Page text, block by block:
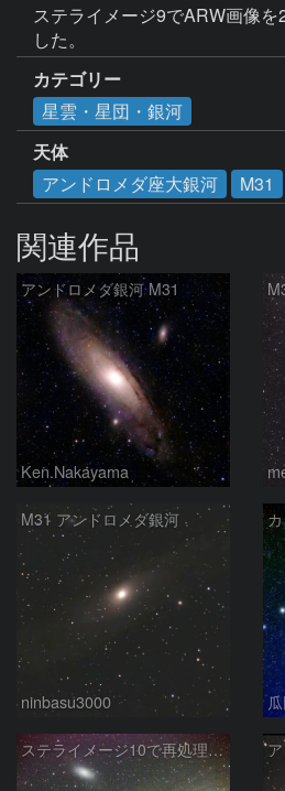
ステライメージ9でARW画像を
した。
カテゴリー
星雲・星団・銀河
天体
アンドロメダ座大銀河
M31
関連作品
アンドロメダ銀河 M31
Ken.Nakayama
M31 アンドロメダ銀河
ninbasu3000
ステライメージ10で再処理したM31